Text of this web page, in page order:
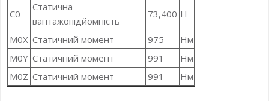
C0
Статична
вантажопідйомність
73,400 Н
M0X Статичний момент 975
Нм
M0Y Статичний момент 991
Нм
M0Z Статичний момент 991 Нм